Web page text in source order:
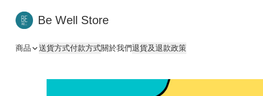
Be Well Store
商品 送貨方式付款方式關於我們退貨及退款政策